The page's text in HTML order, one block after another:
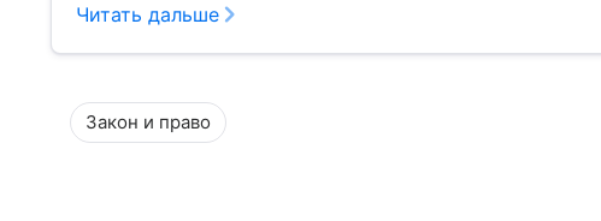
Читать дальше
Закон и право